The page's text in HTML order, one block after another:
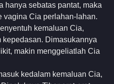
hanya sebatas pantat, maka
vagina Cia perlahan-lahan.
kemaluan Cia,
Dimasukannya
makin menggeliatlah Cia
kedalam kemaluan Cia,